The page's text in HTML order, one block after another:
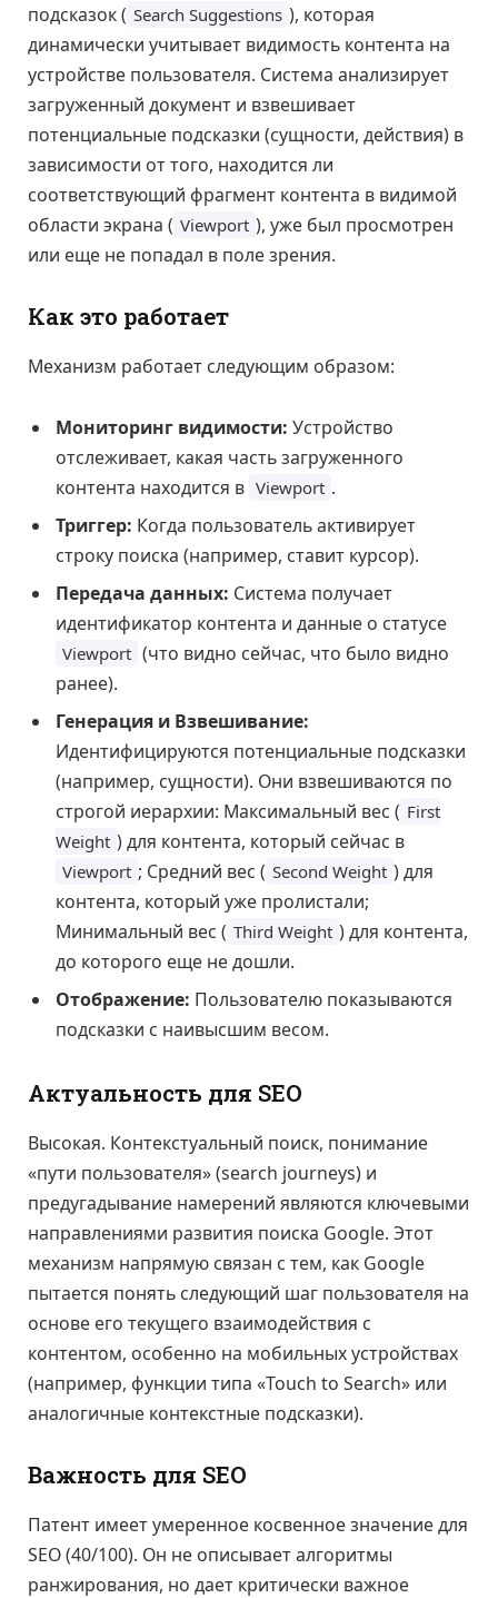
подсказок ( Search Suggestions ), которая
динамически учитывает видимость контента на
устройстве пользователя. Система анализирует
загруженный документ и взвешивает
потенциальные подсказки (сущности, действия) в
зависимости от того, находится ли
соответствующий фрагмент контента в видимой
области экрана ( Viewport ), уже был просмотрен
или еще не попадал в поле зрения.
Как это работает
Механизм работает следующим образом:
Мониторинг видимости: Устройство
отслеживает, какая часть загруженного
контента находится в Viewport .
Триггер: Когда пользователь активирует
строку поиска (например, ставит курсор).
Передача данных: Система получает
идентификатор контента и данные о статусе
Viewport (что видно сейчас, что было видно
ранее).
Генерация и Взвешивание:
Идентифицируются потенциальные подсказки
(например, сущности). Они взвешиваются по
строгой иерархии: Максимальный вес ( First
Weight ) для контента, который сейчас в
Viewport ; Средний вес ( Second Weight ) для
контента, который уже пролистали;
Минимальный вес ( Third Weight ) для контента,
до которого еще не дошли.
Отображение: Пользователю показываются
подсказки с наивысшим весом.
Актуальность для SEO
Высокая. Контекстуальный поиск, понимание
«пути пользователя» (search journeys) и
предугадывание намерений являются ключевыми
направлениями развития поиска Google. Этот
механизм напрямую связан с тем, как Google
пытается понять следующий шаг пользователя на
основе его текущего взаимодействия с
контентом, особенно на мобильных устройствах
(например, функции типа «Touch to Search» или
аналогичные контекстные подсказки).
Важность для SEO
Патент имеет умеренное косвенное значение для
SEO (40/100). Он не описывает алгоритмы
ранжирования, но дает критически важное